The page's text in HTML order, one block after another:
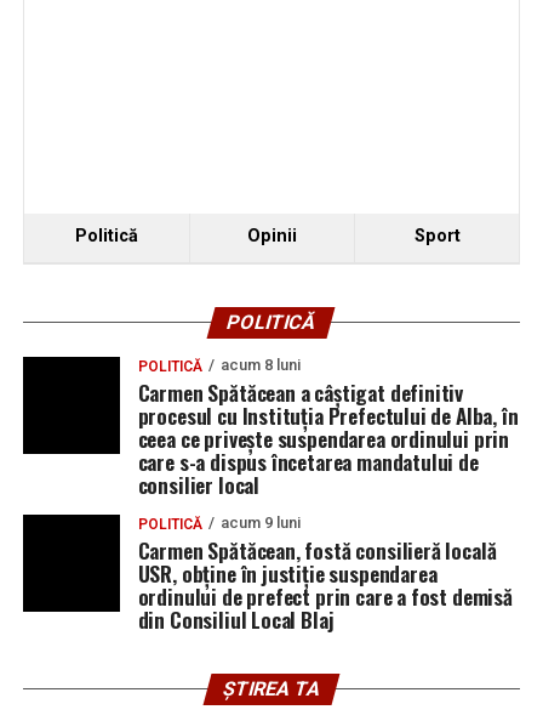
Politică Opinii Sport
POLITICĂ
POLITICĂ acum 8 luni
Carmen Spătăcean a câștigat definitiv
procesul cu Instituția Prefectului de Alba, în
ceea ce privește suspendarea ordinului prin
care s-a dispus încetarea mandatului de
consilier local
POLITICĂ acum 9 luni
Carmen Spătăcean, fostă consilieră locală
USR, obține în justiție suspendarea
ordinului de prefect prin care a fost demisă
din Consiliul Local Blaj
ȘTIREA TA